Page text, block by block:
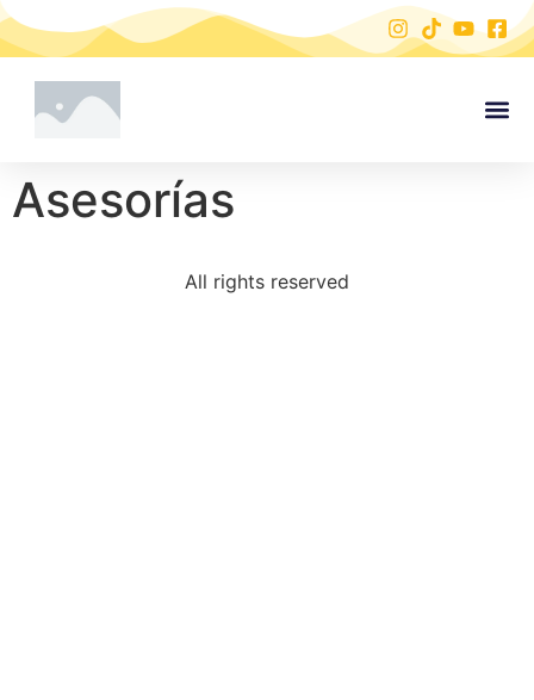
Asesorías
All rights reserved